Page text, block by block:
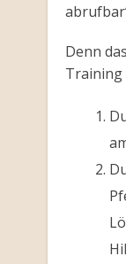
Denn
Training